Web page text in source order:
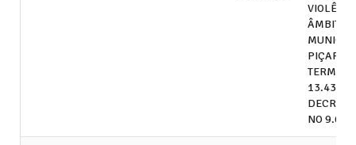
ÂMBITO
TERMOS
13.431/
NO